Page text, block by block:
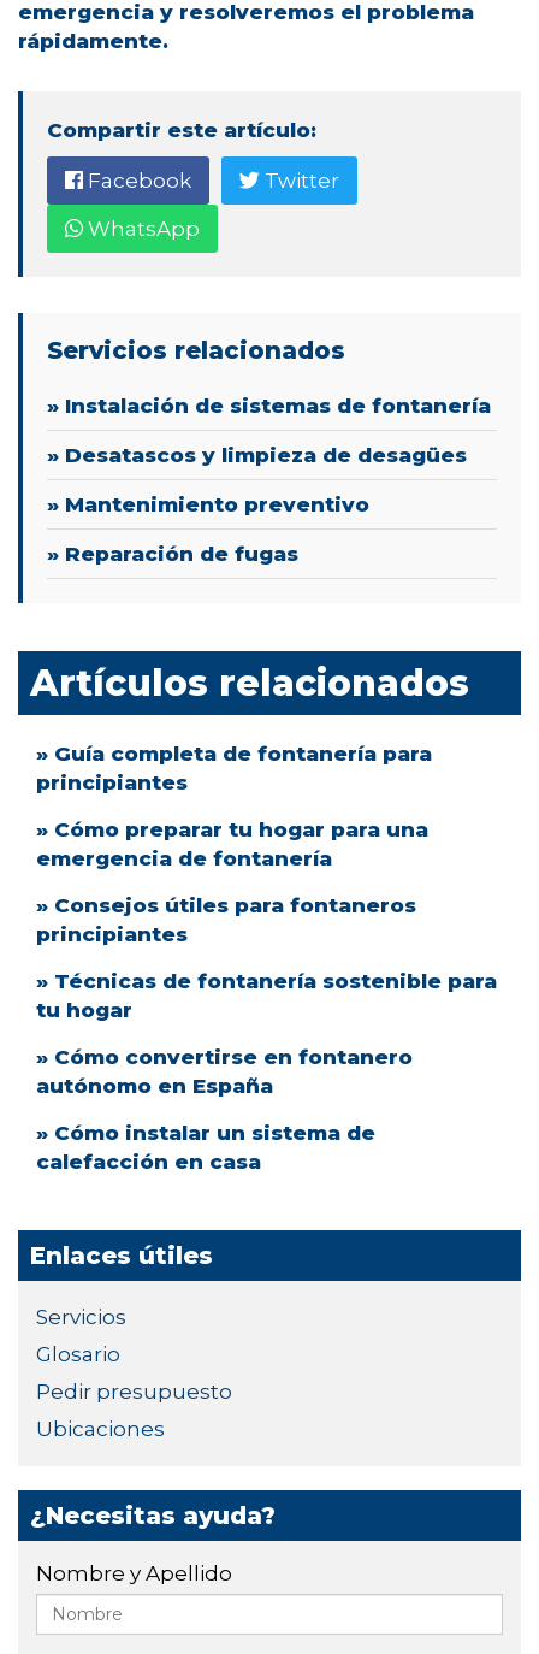
emergencia y resolveremos el problema
rápidamente.
Compartir este artículo:
Facebook
Twitter
WhatsApp
Servicios relacionados
» Instalación de sistemas de fontanería
» Desatascos y limpieza de desagües
» Mantenimiento preventivo
» Reparación de fugas
Artículos relacionados
» Guía completa de fontanería para
principiantes
» Cómo preparar tu hogar para una
emergencia de fontanería
» Consejos útiles para fontaneros
principiantes
» Técnicas de fontanería sostenible para
tu hogar
» Cómo convertirse en fontanero
autónomo en España
» Cómo instalar un sistema de
calefacción en casa
Enlaces útiles
Servicios
Glosario
Pedir presupuesto
Ubicaciones
¿Necesitas ayuda?
Nombre y Apellido